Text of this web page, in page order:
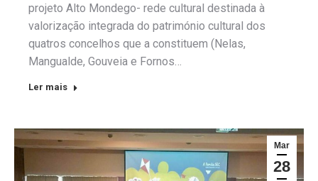
projeto Alto Mondego- rede cultural destinada à
valorização integrada do património cultural dos
quatros concelhos que a constituem (Nelas,
Mangualde, Gouveia e Fornos…
Ler mais
Mar
28